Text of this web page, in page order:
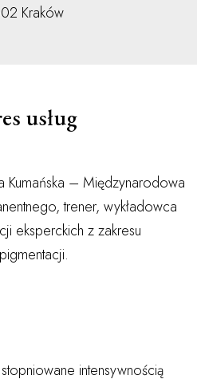
Kraków
usług
Kumańska – Międzynarodowa
trener, wykładowca
eksperckich z zakresu
intensywnością